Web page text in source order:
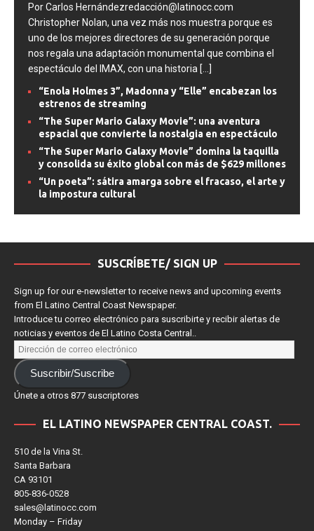
Por Carlos Hernándezredacción@latinocc.com
Christopher Nolan, una vez más nos muestra porque es
uno de los mejores directores de su generación porque
nos regala una adaptación monumental que combina el
espectáculo del IMAX, con una historia [...]
“Enola Holmes 3”, Madonna y “Elle” encabezan los
estrenos de streaming
“The Super Mario Galaxy Movie”: una aventura
espacial que convierte la nostalgia en espectáculo
“The Super Mario Galaxy Movie” domina la taquilla
y consolida su éxito global con más de $629 millones
“Un poeta”: sátira amarga sobre el fracaso, el arte y
la impostura cultural
SUSCRÍBETE/ SIGN UP
Sign up for our e-newsletter to receive news and upcoming events
from El Latino Central Coast Newspaper.
Introduce tu correo electrónico para suscribirte y recibir alertas de
noticias y eventos de El Latino Costa Central..
Suscribir/Suscribe
Únete a otros 877 suscriptores
EL LATINO NEWSPAPER CENTRAL COAST.
510 de la Vina St.
Santa Barbara
CA 93101
805-836-0528
sales@latinocc.com
Monday – Friday